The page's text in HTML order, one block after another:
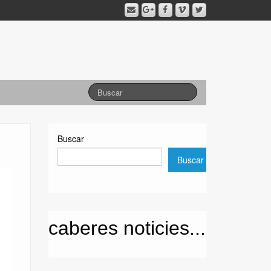
Buscar
Buscar
caberes noticies...